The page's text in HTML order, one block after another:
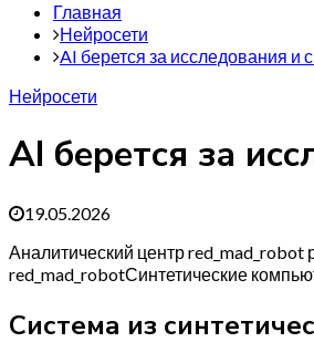
Главная
Нейросети
AI берется за исследования и
Нейросети
AI берется за
19.05.2026
Аналитический центр red_mad_robot
red_mad_robotСинтетические
Система из